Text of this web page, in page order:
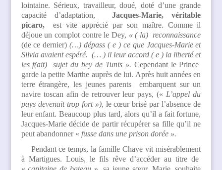
lointaine. Sérieux, travailleur, doué, doté d’une grande
capacité d’adaptation, Jacques-Marie, véritable
picaro,est vite apprécié par son maître. Comme il
déjoue un complot contre le Dey, « ( la) reconnaissance
(de ce dernier)(…) dépass ( e ) ce que Jacques-Marie et
Silvia avaient espéré. (… ) il leur accord ( e ) la liberté et
les f(ait) sujet du bey de Tunis ». Cependant le Prince
garde la petite Marthe auprès de lui. Après huit années en
terre étrangère, les jeunes parents embarquent sur un
navire toscan afin de retrouver leur pays, (« L’appel du
pays devenait trop fort »), le cœur brisé par l’absence de
leur enfant. Beaucoup plus tard, alors qu’il a fait fortune,
Jacques-Marie décide de partir récupérer sa fille qu’il ne
peut abandonner « fusse dans une prison dorée ».
Pendant ce temps, la famille Chave vit misérablement
à Martigues. Louis, le fils rêve d’accéder au titre de